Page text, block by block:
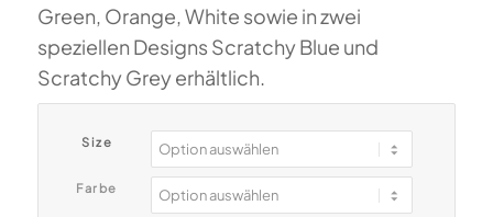
Green, Orange, White sowie in zwei
speziellen Designs Scratchy Blue und
Scratchy Grey erhältlich.
Size
Farbe